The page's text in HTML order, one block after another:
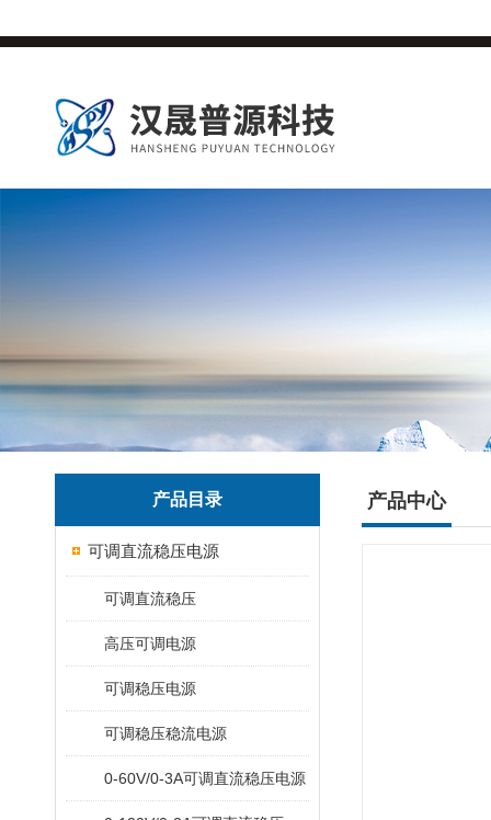
产品目录
可调直流稳压电源
可调直流稳压
高压可调电源
可调稳压电源
可调稳压稳流电源
0-60V/0-3A可调直流稳压电源
产品中心